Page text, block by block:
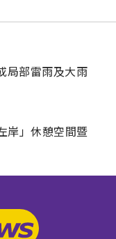
局部雷雨及大雨
岸」休憩空間暨